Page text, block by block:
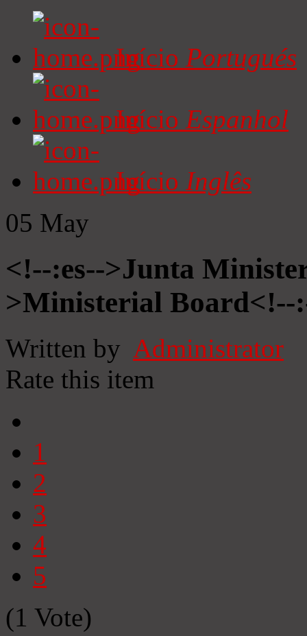
Início Portugués
Início Espanhol
Início Inglês
05 May
<!--:es-->Junta
>Ministerial Board<!--
Written by Administrator
Rate this item
1
2
3
4
5
(1 Vote)